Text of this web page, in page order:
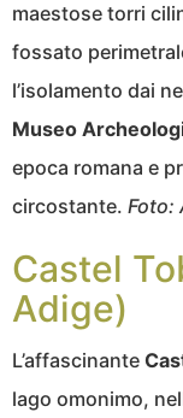
maestose torri
fossato
l’isolamento dai
Museo
epoca romana e
circostante. Foto:
Castel
Adige)
L’affascinante
lago omonimo,